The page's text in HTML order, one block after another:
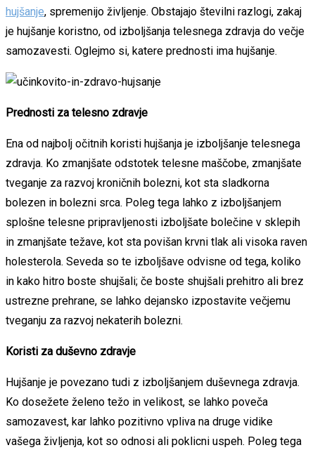
hujšanje, spremenijo življenje. Obstajajo številni razlogi, zakaj
je hujšanje koristno, od izboljšanja telesnega zdravja do večje
samozavesti. Oglejmo si, katere prednosti ima hujšanje.
Prednosti za telesno zdravje
Ena od najbolj očitnih koristi hujšanja je izboljšanje telesnega
zdravja. Ko zmanjšate odstotek telesne maščobe, zmanjšate
tveganje za razvoj kroničnih bolezni, kot sta sladkorna
bolezen in bolezni srca. Poleg tega lahko z izboljšanjem
splošne telesne pripravljenosti izboljšate bolečine v sklepih
in zmanjšate težave, kot sta povišan krvni tlak ali visoka raven
holesterola. Seveda so te izboljšave odvisne od tega, koliko
in kako hitro boste shujšali; če boste shujšali prehitro ali brez
ustrezne prehrane, se lahko dejansko izpostavite večjemu
tveganju za razvoj nekaterih bolezni.
Koristi za duševno zdravje
Hujšanje je povezano tudi z izboljšanjem duševnega zdravja.
Ko dosežete želeno težo in velikost, se lahko poveča
samozavest, kar lahko pozitivno vpliva na druge vidike
vašega življenja, kot so odnosi ali poklicni uspeh. Poleg tega